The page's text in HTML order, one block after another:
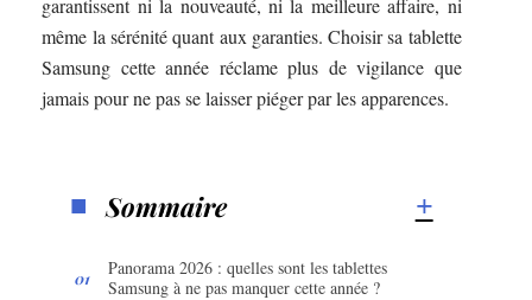
garantissent ni la nouveauté, ni la meilleure affaire, ni
même la sérénité quant aux garanties. Choisir sa tablette
Samsung cette année réclame plus de vigilance que
jamais pour ne pas se laisser piéger par les apparences.
Sommaire
Panorama 2026 : quelles sont les tablettes
Samsung à ne pas manquer cette année ?